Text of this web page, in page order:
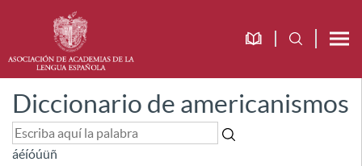
Diccionario de americanismos
áéíóúüñ